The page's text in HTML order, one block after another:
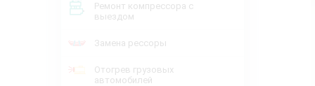
Ремонт компрессора с
выездом
Замена рессоры
Отогрев грузовых
автомобилей